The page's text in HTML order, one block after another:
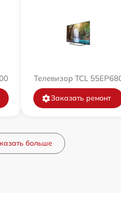
Телевизор TCL
Заказать ремонт
больше